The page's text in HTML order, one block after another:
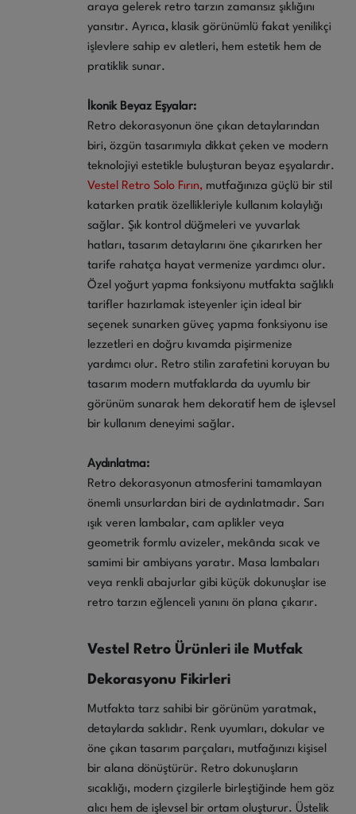
araya gelerek retro tarzın zamansız şıklığını
yansıtır. Ayrıca, klasik görünümlü fakat yenilikçi
işlevlere sahip ev aletleri, hem estetik hem de
pratiklik sunar.
İkonik Beyaz Eşyalar:
Retro dekorasyonun öne çıkan detaylarından
biri, özgün tasarımıyla dikkat çeken ve modern
teknolojiyi estetikle buluşturan beyaz eşyalardır.
Vestel Retro Solo Fırın, mutfağınıza güçlü bir stil
katarken pratik özellikleriyle kullanım kolaylığı
sağlar. Şık kontrol düğmeleri ve yuvarlak
hatları, tasarım detaylarını öne çıkarırken her
tarife rahatça hayat vermenize yardımcı olur.
Özel yoğurt yapma fonksiyonu mutfakta sağlıklı
tarifler hazırlamak isteyenler için ideal bir
seçenek sunarken güveç yapma fonksiyonu ise
lezzetleri en doğru kıvamda pişirmenize
yardımcı olur. Retro stilin zarafetini koruyan bu
tasarım modern mutfaklarda da uyumlu bir
görünüm sunarak hem dekoratif hem de işlevsel
bir kullanım deneyimi sağlar.
Aydınlatma:
Retro dekorasyonun atmosferini tamamlayan
önemli unsurlardan biri de aydınlatmadır. Sarı
ışık veren lambalar, cam aplikler veya
geometrik formlu avizeler, mekânda sıcak ve
samimi bir ambiyans yaratır. Masa lambaları
veya renkli abajurlar gibi küçük dokunuşlar ise
retro tarzın eğlenceli yanını ön plana çıkarır.
Vestel Retro Ürünleri ile Mutfak
Dekorasyonu Fikirleri
Mutfakta tarz sahibi bir görünüm yaratmak,
detaylarda saklıdır. Renk uyumları, dokular ve
öne çıkan tasarım parçaları, mutfağınızı kişisel
bir alana dönüştürür. Retro dokunuşların
sıcaklığı, modern çizgilerle birleştiğinde hem göz
alıcı hem de işlevsel bir ortam oluşturur. Üstelik